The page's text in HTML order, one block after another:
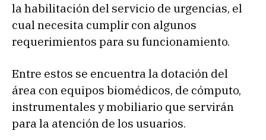
la habilitación del servicio de urgencias, el
cual necesita cumplir con algunos
requerimientos para su funcionamiento.
Entre estos se encuentra la dotación del
área con equipos biomédicos, de cómputo,
instrumentales y mobiliario que servirán
para la atención de los usuarios.